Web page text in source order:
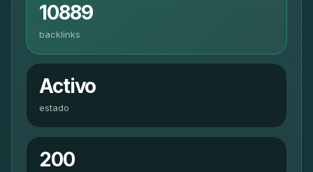
10889
backlinks
Activo
estado
200